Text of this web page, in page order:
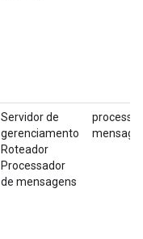
Servidor de
gerenciamento
Roteador
Processador
de mensagens